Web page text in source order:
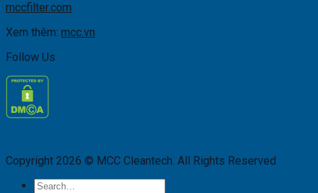
mccfilter.com
Xem thêm: mcc.vn
Follow Us
Copyright 2026 © MCC Cleantech. All Rights Reserved
Search